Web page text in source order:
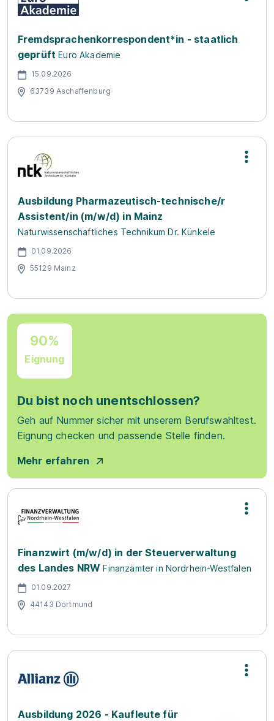
Fremdsprachenkorrespondent*in - staatlich
geprüft Euro Akademie
15.09.2026
63739 Aschaffenburg
Ausbildung Pharmazeutisch-technische/r
Assistent/in (m/w/d) in Mainz
Naturwissenschaftliches Technikum Dr. Künkele
01.09.2026
55129 Mainz
90%
Eignung
Du bist noch unentschlossen?
Geh auf Nummer sicher mit unserem Berufswahltest.
Eignung checken und passende Stelle finden.
Mehr erfahren
Finanzwirt (m/w/d) in der Steuerverwaltung
des Landes NRW Finanzämter in Nordrhein-Westfalen
01.09.2027
44143 Dortmund
Ausbildung 2026 - Kaufleute für